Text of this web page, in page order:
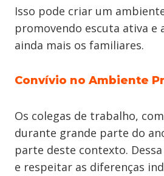
Isso pode criar um
promovendo escuta ativa e
ainda mais os familiares.
Convívio no Ambiente
Os colegas de trabalho,
durante grande parte do
parte deste contexto.
e respeitar as diferenças